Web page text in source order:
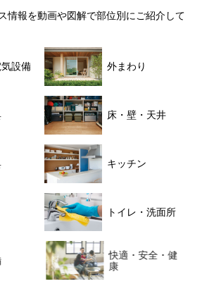
情報を動画や図解で部位別にご紹介して
設備 外まわり
床・壁・天井
キッチン
トイレ・洗面所
快適・安全・健
康